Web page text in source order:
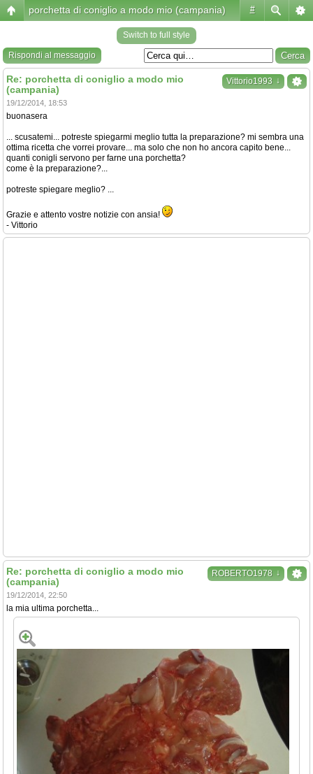
#
porchetta di coniglio a modo mio (campania)
Switch to full style
Rispondi al messaggio
Vittorio1993 ↓
Re: porchetta di coniglio a modo mio
(campania)
19/12/2014, 18:53
buonasera
... scusatemi... potreste spiegarmi meglio tutta la preparazione? mi sembra una
ottima ricetta che vorrei provare... ma solo che non ho ancora capito bene...
quanti conigli servono per farne una porchetta?
come è la preparazione?...
potreste spiegare meglio? ...
Grazie e attento vostre notizie con ansia!
- Vittorio
ROBERTO1978 ↓
Re: porchetta di coniglio a modo mio
(campania)
19/12/2014, 22:50
la mia ultima porchetta...